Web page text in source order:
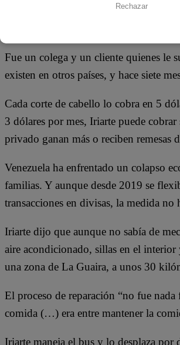
(…) no me alcanzaba” el dinero para
Fue un colega y un cliente quienes le
existen en otros países, y hace siete
Cada corte de cabello lo cobra en 5
3 dólares por mes, Iriarte puede
privado ganan más o reciben remesas
Venezuela ha enfrentado un colapso
familias. Y aunque desde 2019 se
transacciones en divisas, la medida
Iriarte dijo que aunque no sabía de
aire acondicionado, sillas en el
una zona de La Guaira, a unos 30
El proceso de reparación “no fue
comida (…) era entre mantener la
Iriarte maneja el bus y lo desplaza por
Rechazar